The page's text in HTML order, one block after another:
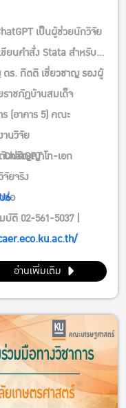
เป็นผู้ช่วยนักวิจัย
ยนคำสั่ง Stata สำหรับ
ดร. กิตติ เชี่ยวชาญ รองผู้
าชภัฏบ้านสมเด็จ
(อาคาร 5) คณะ
นวิจัย
ยจริง
ต่อ
บปริญญาโท-เอก
ติ 02-561-5037 |
อ่านเพิ่มเติม